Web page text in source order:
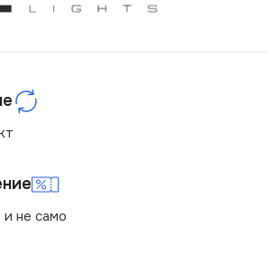
не само